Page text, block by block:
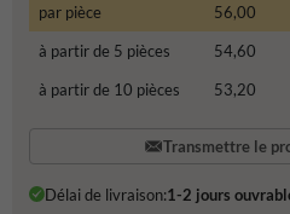
par pièce
56,00
à partir de 5 pièces
54,60
à partir de 10 pièces
53,20
Transmettre le
Délai de livraison:1-2 jours